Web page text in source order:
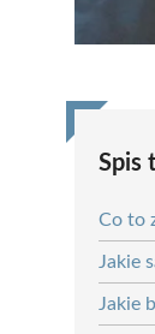
Spis
Co to
Jakie
Jakie